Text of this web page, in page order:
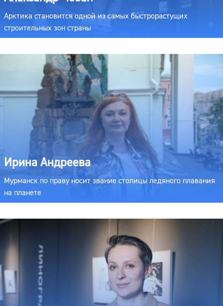
Арктика становится одной из самых быстрорастущих
строительных зон страны
Ирина Андреева
Мурманск по праву носит звание столицы ледяного плавания
на планете